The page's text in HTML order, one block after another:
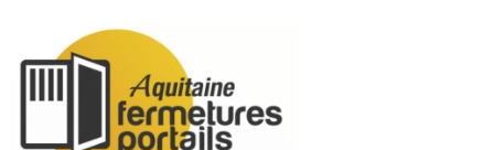
content